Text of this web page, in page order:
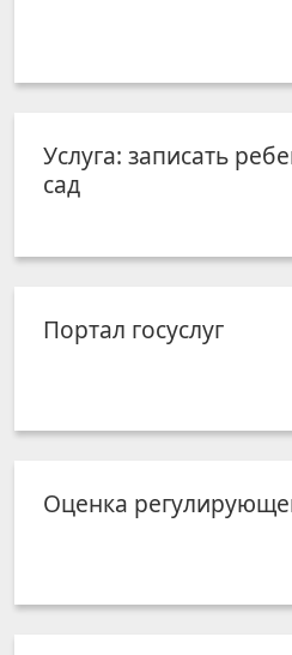
Услуга: записать
сад
Портал госуслуг
Оценка